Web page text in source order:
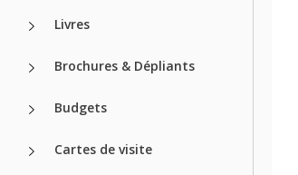
Livres
Brochures & Dépliants
Budgets
Cartes de visite